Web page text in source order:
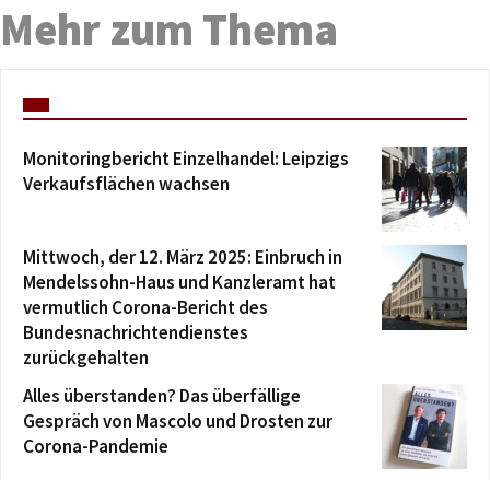
Mehr zum Thema
Monitoringbericht Einzelhandel: Leipzigs
Verkaufsflächen wachsen
Mittwoch, der 12. März 2025: Einbruch in
Mendelssohn-Haus und Kanzleramt hat
vermutlich Corona-Bericht des
Bundesnachrichtendienstes
zurückgehalten
Alles überstanden? Das überfällige
Gespräch von Mascolo und Drosten zur
Corona-Pandemie